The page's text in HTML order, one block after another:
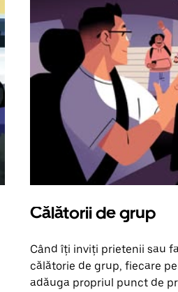
Călătorii de grup
Când îți inviți prietenii sau
călătorie de grup, fiecare
adăuga propriul punct de